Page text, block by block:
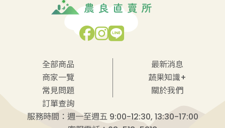
全部商品
最新消息
商家一覽
蔬果知識+
常見問題
關於我們
訂單查詢
服務時間：週一至週五 9:00-12:30, 13:30-17:00